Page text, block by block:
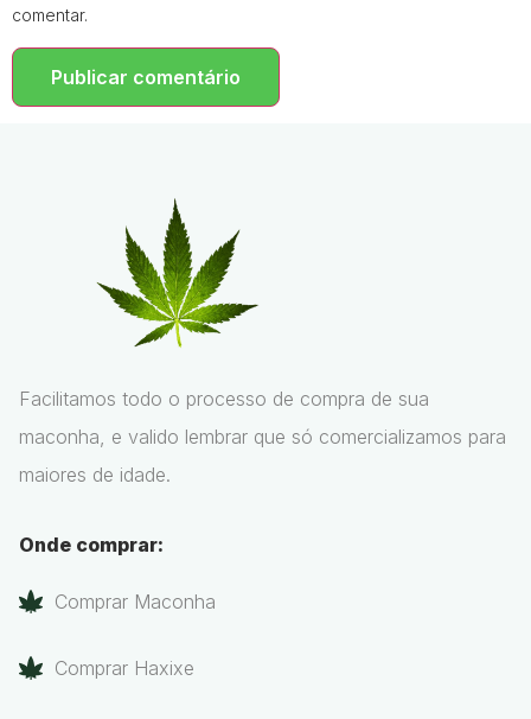
comentar.
Facilitamos todo o processo de compra de sua
maconha, e valido lembrar que só comercializamos para
maiores de idade.
Onde comprar:
Comprar Maconha
Comprar Haxixe